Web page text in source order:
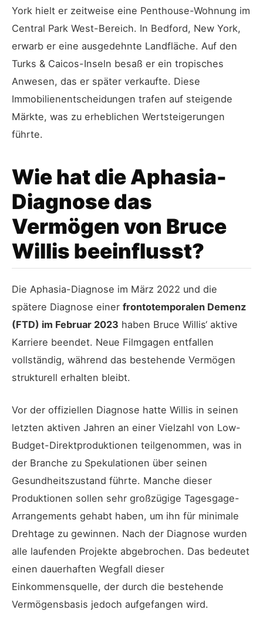
York hielt er zeitweise eine Penthouse-Wohnung im
Central Park West-Bereich. In Bedford, New York,
erwarb er eine ausgedehnte Landfläche. Auf den
Turks & Caicos-Inseln besaß er ein tropisches
Anwesen, das er später verkaufte. Diese
Immobilienentscheidungen trafen auf steigende
Märkte, was zu erheblichen Wertsteigerungen
führte.
Wie hat die Aphasia-
Diagnose das
Vermögen von Bruce
Willis beeinflusst?
Die Aphasia-Diagnose im März 2022 und die
spätere Diagnose einer frontotemporalen Demenz
(FTD) im Februar 2023 haben Bruce Willis‘ aktive
Karriere beendet. Neue Filmgagen entfallen
vollständig, während das bestehende Vermögen
strukturell erhalten bleibt.
Vor der offiziellen Diagnose hatte Willis in seinen
letzten aktiven Jahren an einer Vielzahl von Low-
Budget-Direktproduktionen teilgenommen, was in
der Branche zu Spekulationen über seinen
Gesundheitszustand führte. Manche dieser
Produktionen sollen sehr großzügige Tagesgage-
Arrangements gehabt haben, um ihn für minimale
Drehtage zu gewinnen. Nach der Diagnose wurden
alle laufenden Projekte abgebrochen. Das bedeutet
einen dauerhaften Wegfall dieser
Einkommensquelle, der durch die bestehende
Vermögensbasis jedoch aufgefangen wird.